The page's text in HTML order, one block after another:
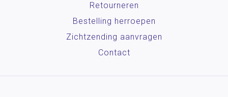
Retourneren
Bestelling herroepen
Zichtzending aanvragen
Contact